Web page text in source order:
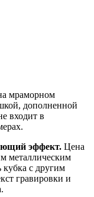
мраморном
дополненной
входит в
эффект. Цена
металлическим
с другим
гравировки и